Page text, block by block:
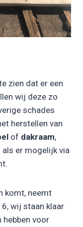
zien dat er een
wij deze zo
schades
herstellen van
of dakraam,
als er mogelijk via
komt, neemt
wij staan klaar
hebben voor